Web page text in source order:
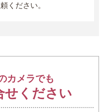
ください。
カメラでも
せください